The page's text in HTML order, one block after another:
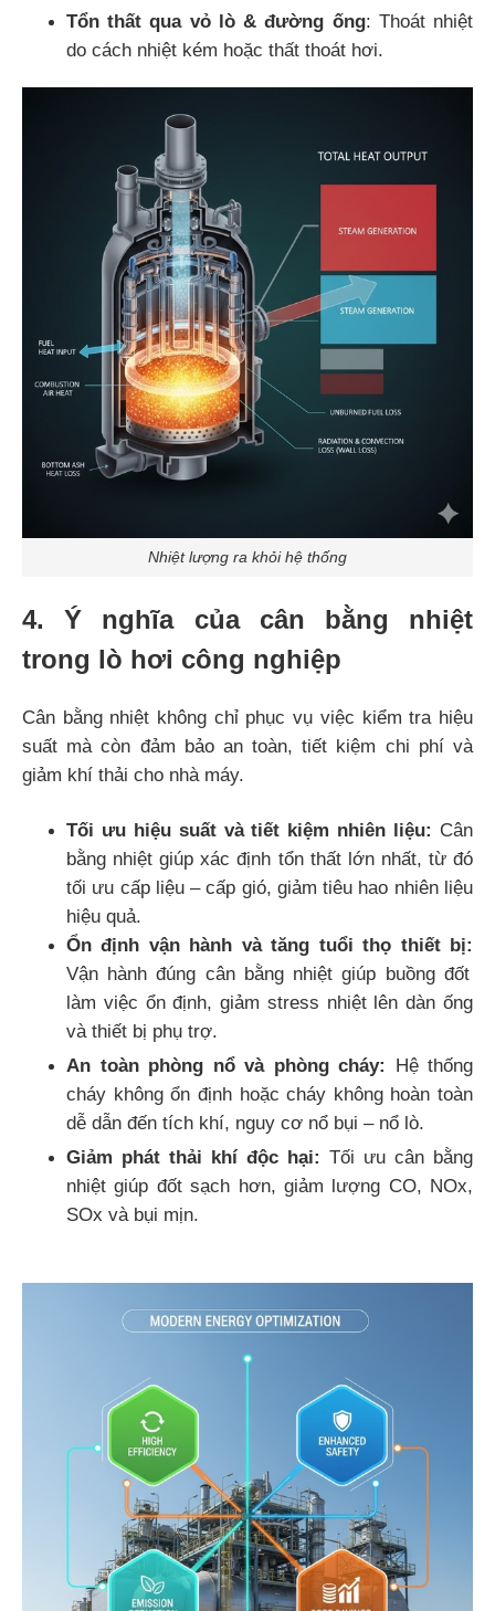
Tổn thất qua vỏ lò & đường ống: Thoát nhiệt
do cách nhiệt kém hoặc thất thoát hơi.
Nhiệt lượng ra khỏi hệ thống
4. Ý nghĩa của cân bằng nhiệt
trong lò hơi công nghiệp
Cân bằng nhiệt không chỉ phục vụ việc kiểm tra hiệu
suất mà còn đảm bảo an toàn, tiết kiệm chi phí và
giảm khí thải cho nhà máy.
Tối ưu hiệu suất và tiết kiệm nhiên liệu: Cân
bằng nhiệt giúp xác định tổn thất lớn nhất, từ đó
tối ưu cấp liệu – cấp gió, giảm tiêu hao nhiên liệu
hiệu quả.
Ổn định vận hành và tăng tuổi thọ thiết bị:
Vận hành đúng cân bằng nhiệt giúp buồng đốt
làm việc ổn định, giảm stress nhiệt lên dàn ống
và thiết bị phụ trợ.
An toàn phòng nổ và phòng cháy: Hệ thống
cháy không ổn định hoặc cháy không hoàn toàn
dễ dẫn đến tích khí, nguy cơ nổ bụi – nổ lò.
Giảm phát thải khí độc hại: Tối ưu cân bằng
nhiệt giúp đốt sạch hơn, giảm lượng CO, NOx,
SOx và bụi mịn.